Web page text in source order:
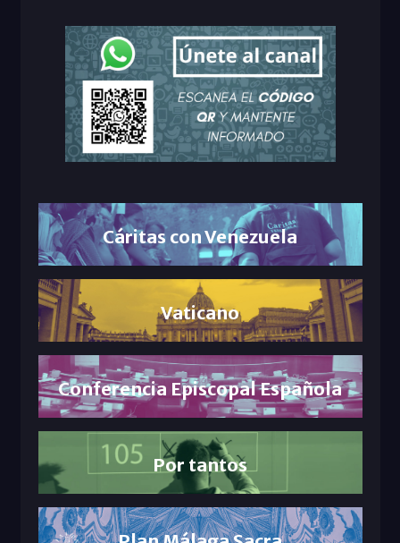
Cáritas con Venezuela
Vaticano
Conferencia Episcopal Española
Por tantos